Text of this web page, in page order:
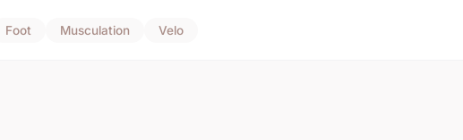
Foot Musculation Velo